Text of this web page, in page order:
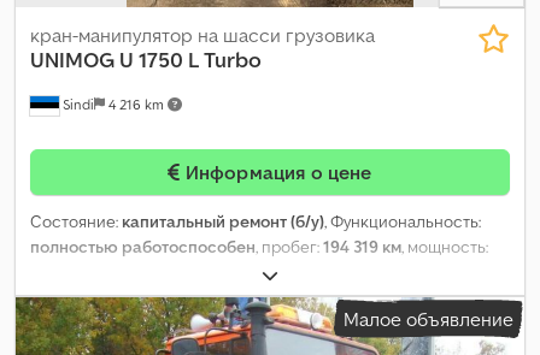
Sindi 4 216 km
кран-манипулятор на шасси грузовика
UNIMOG U 1750 L Turbo
Информация о цене
Состояние: капитальный ремонт (б/у), Функциональность:
полностью работоспособен, пробег:194 319 км, мощность:
, первая регистрация:
дизель, собственный вес:5 500 кг, размер шины:20,
состояние шин:60 процент, топливо:дизель, цвет:чёрный,
количество передач:8, количество мест:3, Год выпуска: 1989,
Малое объявление